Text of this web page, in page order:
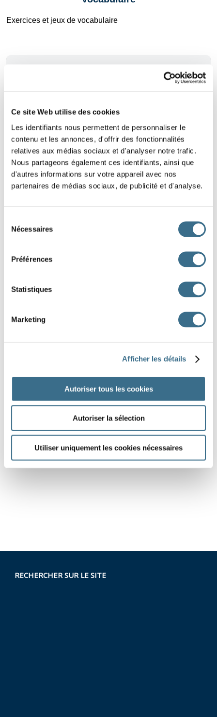
Ce site Web utilise des cookies
Les identifiants nous permettent de personnaliser le
contenu et les annonces, d'offrir des fonctionnalités
relatives aux médias sociaux et d'analyser notre trafic.
Nous partageons également ces identifiants, ainsi que
d'autres informations sur votre appareil avec nos
partenaires de médias sociaux, de publicité et d'analyse.
Nécessaires
Préférences
Statistiques
Marketing
Afficher les détails
Autoriser tous les cookies
Autoriser la sélection
Utiliser uniquement les cookies nécessaires
Exercices et jeux de vocabulaire
LES MOIS, LES HEURES, LES NOMBRES, LES
2 IMAGIERS
APPRENDS DU VOCABULAIRE AVEC NOS
EXERCICES
RECHERCHER SUR LE SITE